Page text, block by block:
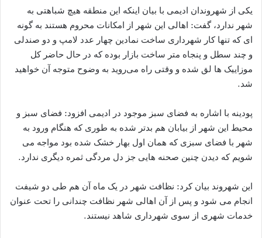
یکی از شهروندان ادیمی با بیان اینکه این منطقه هیچ شباهتی به
شهر ندارد، گفت: اهالی این شهر از امکانات محروم هستند به گونه
ای که تنها کار شهرداری ساخت نمادین چهار عدد لامپ و دو صندلی
و چند سطل و پنجاه متر ساخت بازار بوده که در حال حاضر کل
موزاییک ها لق شده و وقتی راه می‌روید به وضوح متوجه آن خواهید
شد.
پودینه با اشاره به فضای سبز موجود در ادیمی افزود: فضای سبز و
محیط این شهر از بیابان هم بدتر شده به طوری که هنگام ورود به
شهر با فضای سبزی که همان اول بهار خشک شده بود مواجه می
شویم که دیدن چنین صحنه هایی جز دل مردگی ثمره دیگری ندارد.
این شهروند بیان کرد: نظافت شهر در یک ماه آن هم طی دو شیفت
انجام می شود و پس از آن اهالی شهر نظافت چندانی را تحت عنوان
خدمات شهری از سوی شهرداری شاهد نیستند.